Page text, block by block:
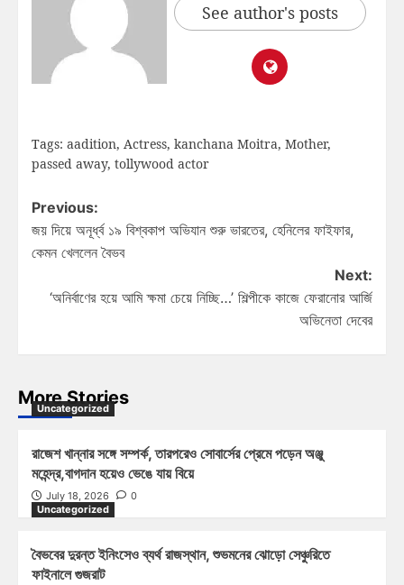
See author's posts
Tags: aadition, Actress, kanchana Moitra, Mother,
passed away, tollywood actor
Previous:
জয় দিয়ে অনূর্ধ্ব ১৯ বিশ্বকাপ অভিযান শুরু ভারতের, হেনিলের ফাইফার,
কেমন খেললেন বৈভব
Next:
‘অনির্বাণের হয়ে আমি ক্ষমা চেয়ে নিচ্ছি…’ শিল্পীকে কাজে ফেরানোর আর্জি
অভিনেতা দেবের
More Stories
Uncategorized
রাজেশ খান্নার সঙ্গে সম্পর্ক, তারপরেও সোবার্সের প্রেমে পড়েন অঞ্জু
মহেন্দ্র,বাগদান হয়েও ভেঙে যায় বিয়ে
July 18, 2026
0
Uncategorized
বৈভবের দুরন্ত ইনিংসেও ব্যর্থ রাজস্থান, শুভমনের ঝোড়ো সেঞ্চুরিতে
ফাইনালে গুজরাট